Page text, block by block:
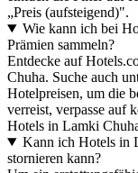
„Preis (aufsteigend)".
Wie kann ich bei
Prämien sammeln?
Entdecke auf
Chuha. Suche auch
Hotelpreisen, um die
verreist, verpasse auf
Hotels in Lamki
Kann ich Hotels in
stornieren kann?